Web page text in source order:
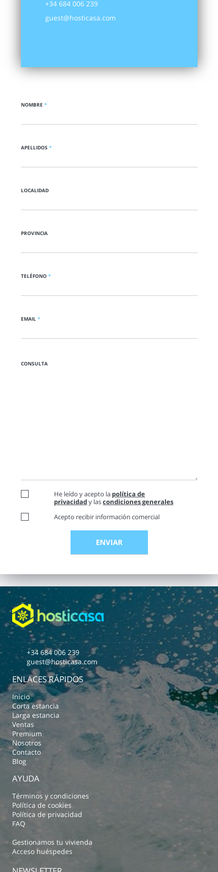
+34 684 006 239
guest@hosticasa.com
NOMBRE *
APELLIDOS *
LOCALIDAD
PROVINCIA
TELÉFONO *
EMAIL *
CONSULTA
He leído y acepto la política de
privacidady lascondiciones generales
Acepto recibir información comercial
+34 684 006 239
guest@hosticasa.com
ENLACES RÁPIDOS
Inicio
Corta estancia
Larga estancia
Ventas
Premium
Nosotros
Contacto
Blog
AYUDA
Términos y condiciones
Política de cookies
Política de privacidad
FAQ
Gestionamos tu vivienda
Acceso huéspedes